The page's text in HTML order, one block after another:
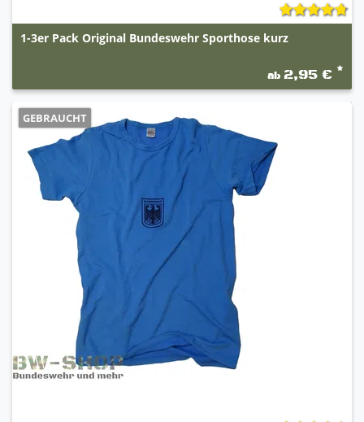
1-3er Pack Original Bundeswehr Sporthose kurz
ab 2,95 € *
GEBRAUCHT